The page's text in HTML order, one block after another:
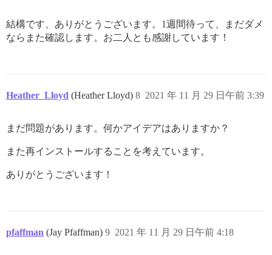
結構です、ありがとうございます。1週間待って、まだダメ
ならまた確認します。お二人とも感謝しています！
Heather_Lloyd (Heather Lloyd) 2021 年 11 月 29 日午前 3:39
8
まだ問題があります。何かアイデアはありますか？
また再インストールすることを考えています。
ありがとうございます！
pfaffman (Jay Pfaffman) 2021 年 11 月 29 日午前 4:18
9